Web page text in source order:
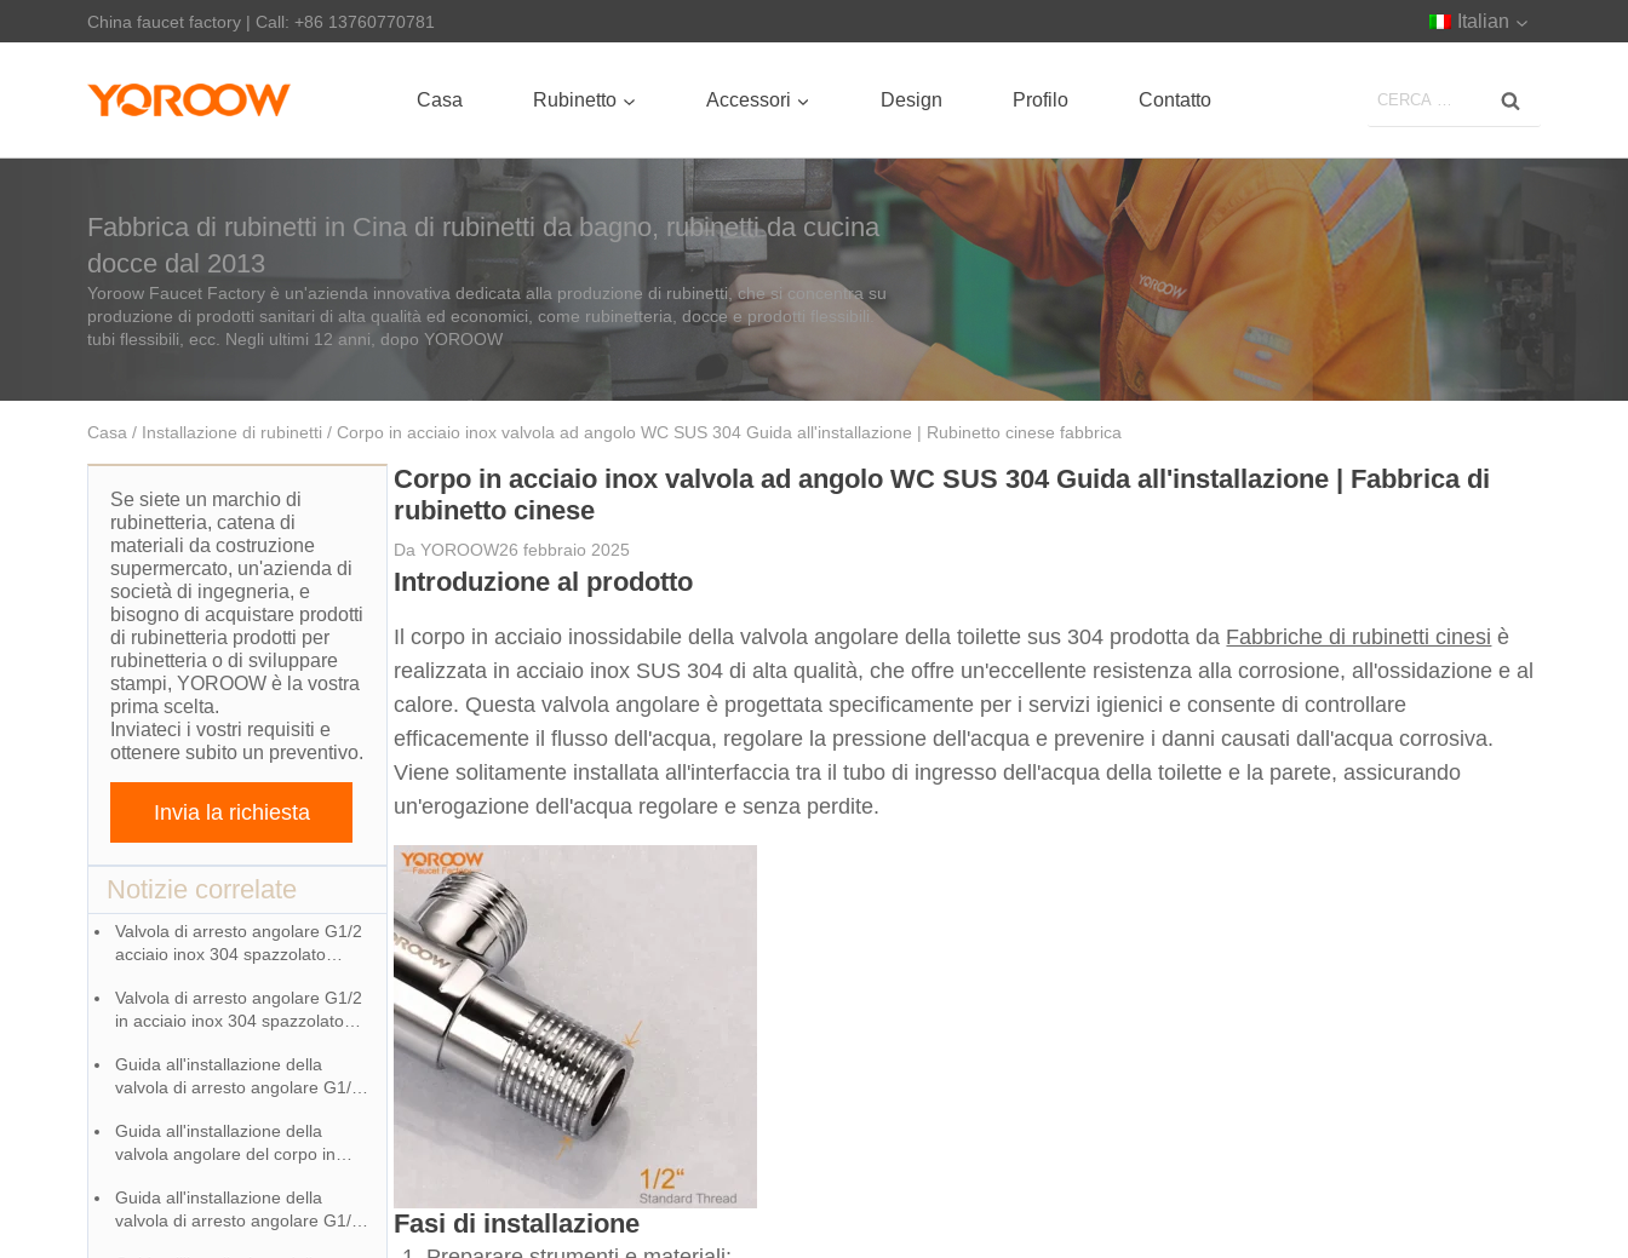
China faucet factory | Call: +86 13760770781 Italian
Casa Rubinetto Accessori Design Profilo Contatto
Fabbrica di rubinetti in Cina di rubinetti da bagno, rubinetti da cucina
docce dal 2013
Yoroow Faucet Factory è un'azienda innovativa dedicata alla produzione di rubinetti, che si concentra su
produzione di prodotti sanitari di alta qualità ed economici, come rubinetteria, docce e prodotti flessibili.
tubi flessibili, ecc. Negli ultimi 12 anni, dopo YOROOW
Casa / Installazione di rubinetti / Corpo in acciaio inox valvola ad angolo WC SUS 304 Guida all'installazione | Rubinetto cinese fabbrica
Se siete un marchio di
rubinetteria, catena di
materiali da costruzione
supermercato, un'azienda di
società di ingegneria, e
bisogno di acquistare prodotti
di rubinetteria prodotti per
rubinetteria o di sviluppare
stampi, YOROOW è la vostra
prima scelta.
Inviateci i vostri requisiti e
ottenere subito un preventivo.
Invia la richiesta
Notizie correlate
Valvola di arresto angolare G1/2
acciaio inox 304 spazzolato
Valvola di arresto angolare G1/2
in acciaio inox 304 spazzolato
Guida all'installazione della
valvola di arresto angolare G1/2
Guida all'installazione della
valvola angolare del corpo in
Guida all'installazione della
valvola di arresto angolare G1/2
Corpo in acciaio inox valvola ad angolo WC SUS 304 Guida all'installazione | Fabbrica di
rubinetto cinese
Da YOROOW26 febbraio 2025
Introduzione al prodotto
Il corpo in acciaio inossidabile della valvola angolare della toilette sus 304 prodotta da Fabbriche di rubinetti cinesi è
realizzata in acciaio inox SUS 304 di alta qualità, che offre un'eccellente resistenza alla corrosione, all'ossidazione e al
calore. Questa valvola angolare è progettata specificamente per i servizi igienici e consente di controllare
efficacemente il flusso dell'acqua, regolare la pressione dell'acqua e prevenire i danni causati dall'acqua corrosiva.
Viene solitamente installata all'interfaccia tra il tubo di ingresso dell'acqua della toilette e la parete, assicurando
un'erogazione dell'acqua regolare e senza perdite.
Fasi di installazione